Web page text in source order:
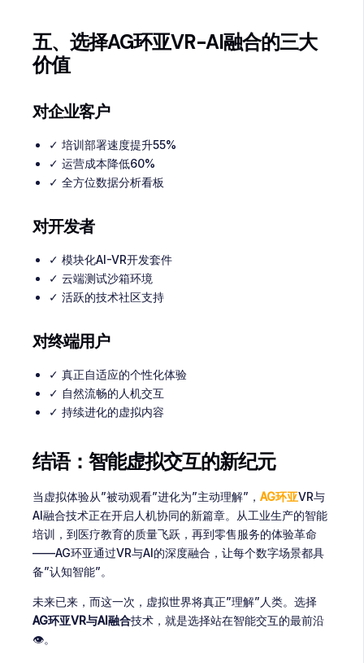
五、选择AG环亚VR-AI融合的三大
价值
对企业客户
✓ 培训部署速度提升55%
✓ 运营成本降低60%
✓ 全方位数据分析看板
对开发者
✓ 模块化AI-VR开发套件
✓ 云端测试沙箱环境
✓ 活跃的技术社区支持
对终端用户
✓ 真正自适应的个性化体验
✓ 自然流畅的人机交互
✓ 持续进化的虚拟内容
结语：智能虚拟交互的新纪元
当虚拟体验从”被动观看”进化为”主动理解”， AG环亚VR与
AI融合技术正在开启人机协同的新篇章。从工业生产的智能
培训，到医疗教育的质量飞跃，再到零售服务的体验革命
——AG环亚通过VR与AI的深度融合，让每个数字场景都具
备”认知智能”。
未来已来，而这一次，虚拟世界将真正”理解”人类。选择
AG环亚VR与AI融合技术，就是选择站在智能交互的最前沿
👁️。